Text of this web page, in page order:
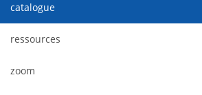
catalogue
ressources
zoom